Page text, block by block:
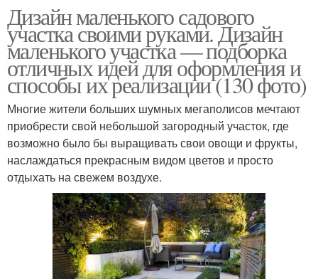
Дизайн маленького садового
участка своими руками. Дизайн
маленького участка — подборка
отличных идей для оформления и
способы их реализации (130 фото)
Многие жители больших шумных мегаполисов мечтают
приобрести свой небольшой загородный участок, где
возможно было бы выращивать свои овощи и фрукты,
наслаждаться прекрасным видом цветов и просто
отдыхать на свежем воздухе.